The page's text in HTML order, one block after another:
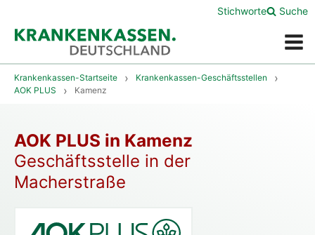
Menü
Stichworte Suche
Krankenkassen-Startseite
Krankenkassen-Geschäftsstellen
AOK PLUS
Kamenz
AOK PLUS in Kamenz
Geschäftsstelle in der
Macherstraße